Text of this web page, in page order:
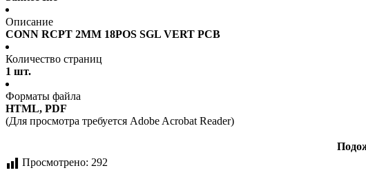
Описание
CONN RCPT 2MM 18POS SGL VERT PCB
Количество страниц
1 шт.
Форматы файла
HTML, PDF
(Для просмотра требуется Adobe Acrobat Reader)
Просмотрено: 292